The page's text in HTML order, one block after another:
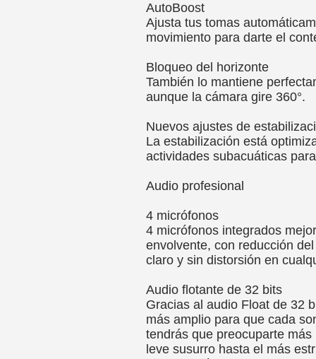
AutoBoost
Ajusta tus tomas
movimiento para darte el
Bloqueo del horizonte
También lo mantiene
aunque la cámara gire 360°.
Nuevos ajustes de
La estabilización está
actividades subacuáticas
Audio profesional
4 micrófonos
4 micrófonos integrados
envolvente, con reducción
claro y sin distorsión en
Audio flotante de 32 bits
Gracias al audio Float de 32
más amplio para que cada
tendrás que preocuparte
leve susurro hasta el más